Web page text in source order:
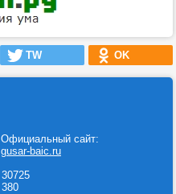
TW OK
Официальный сайт:
gusar-baic.ru
30725
380